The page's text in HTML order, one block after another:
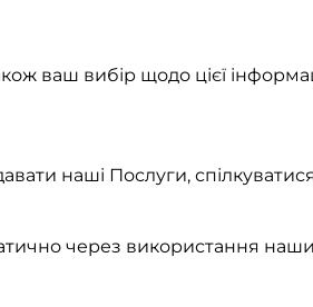
ваш вибір щодо цієї
наші Послуги,
через використання